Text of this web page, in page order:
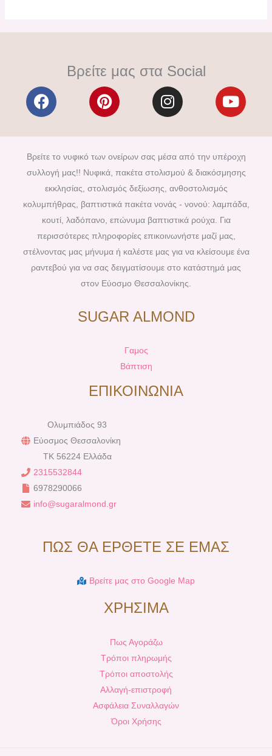
Βρείτε μας στα Social
F
a
e
b
o
o
k
P
i
t
e
r
e
s
t
I
n
t
a
g
r
a
m
Y
o
t
u
b
Βρείτε το νυφικό των ονείρων σας μέσα από την υπέροχη
συλλογή μας!! Νυφικά, πακέτα στολισμού & διακόσμησης
εκκλησίας, στολισμός δεξίωσης, ανθοστολισμός
κολυμπήθρας, βαπτιστικά πακέτα νονάς - νονού: λαμπάδα,
κουτί, λαδόπανο, επώνυμα βαπτιστικά ρούχα. Για
περισσότερες πληροφορίες επικοινωνήστε μαζί μας,
στέλνοντας μας μήνυμα ή καλέστε μας για να κλείσουμε ένα
ραντεβού για να σας δειγματίσουμε στο κατάστημά μας
στον Εύοσμο Θεσσαλονίκης.
SUGAR ALMOND
Γαμος
Βάπτιση
ΕΠΙΚΟΙΝΩΝΙΑ
Ολυμπιάδος 93
Εύοσμος Θεσσαλονίκη
TK 56224 Ελλάδα
2315532844
6978290066
info@sugaralmond.gr
ΠΩΣ ΘΑ ΕΡΘΕΤΕ ΣΕ ΕΜΑΣ
Βρείτε μας στο Google Map
ΧΡΗΣΙΜΑ
Πως Αγοράζω
Τρόποι πληρωμής
Τρόποι αποστολής
Αλλαγή-επιστροφή
Ασφάλεια Συναλλαγών
Όροι Χρήσης